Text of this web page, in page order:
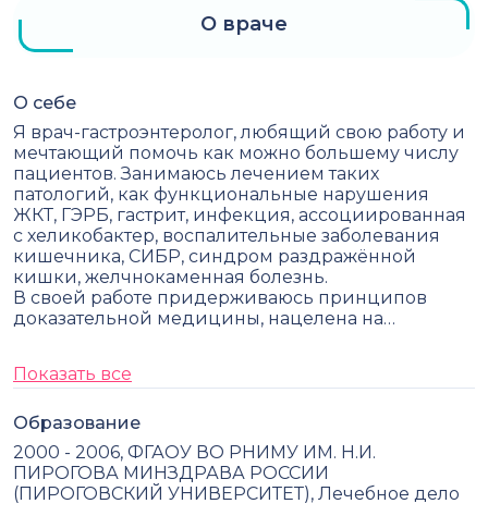
О враче
О себе
Я врач-гастроэнтеролог, любящий свою работу и
мечтающий помочь как можно большему числу
пациентов. Занимаюсь лечением таких
патологий, как функциональные нарушения
ЖКТ, ГЭРБ, гастрит, инфекция, ассоциированная
с хеликобактер, воспалительные заболевания
кишечника, СИБР, синдром раздражённой
кишки, желчнокаменная болезнь.
В своей работе придерживаюсь принципов
доказательной медицины, нацелена на…
Показать все
Образование
2000 - 2006, ФГАОУ ВО РНИМУ ИМ. Н.И.
ПИРОГОВА МИНЗДРАВА РОССИИ
(ПИРОГОВСКИЙ УНИВЕРСИТЕТ), Лечебное дело